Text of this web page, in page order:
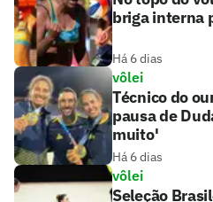
briga interna
Há 6 dias
vôlei
Técnico do
pausa de
muito'
Há 6 dias
vôlei
Seleção